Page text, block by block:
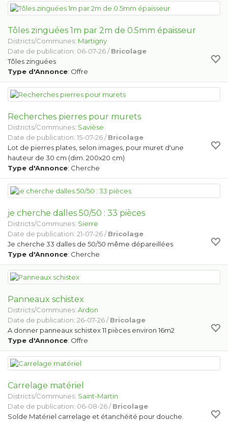
Tôles zinguées 1m par 2m de 0.5mm épaisseur
Districts/Communes: Martigny
Date de publication: 06-07-26 /Bricolage
Tôles zinguées
Type d'Annonce: Offre
Recherches pierres pour murets
Districts/Communes: Savièse
Date de publication: 15-07-26 /Bricolage
Lot de pierres plates, selon images, pour muret d'une
hauteur de 30 cm (dim. 200x20 cm)
Type d'Annonce: Cherche
je cherche dalles 50/50 : 33 pièces
Districts/Communes: Sierre
Date de publication: 21-07-26 /Bricolage
Je cherche 33 dalles de 50/50 même dépareillées
Type d'Annonce: Cherche
Panneaux schistex
Districts/Communes: Ardon
Date de publication: 26-07-26 /Bricolage
A donner panneaux schistex 11 pièces environ 16m2
Type d'Annonce: Offre
Carrelage matériel
Districts/Communes: Saint-Martin
Date de publication: 06-08-26 /Bricolage
Solde Matériel carrelage et étanchéité pour douche.